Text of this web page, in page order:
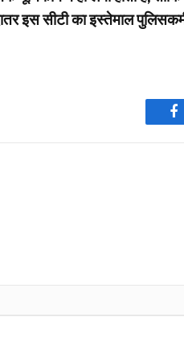
इस सीटी का इस्तेमाल